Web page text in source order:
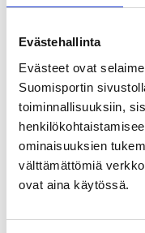
Evästehallinta
Evästeet ovat
Suomisportin
toiminnallisuuksiin,
ominaisuuksien
välttämättömiä
ovat aina käytössä.
REGISTRATION PERIOD
PRICE
Muuttuneet
ADDITIONAL
Tommi Petjoi